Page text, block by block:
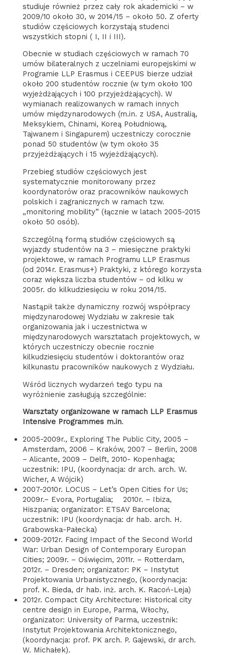
studiuje również przez cały rok akademicki – w
2009/10 około 30, w 2014/15 – około 50. Z oferty
studiów częściowych korzystają studenci
wszystkich stopni ( I, II i III).
Obecnie w studiach częściowych w ramach 70
umów bilateralnych z uczelniami europejskimi w
Programie LLP Erasmus i CEEPUS bierze udział
około 200 studentów rocznie (w tym około 100
wyjeżdżających i 100 przyjeżdżających). W
wymianach realizowanych w ramach innych
umów międzynarodowych (m.in. z USA, Australią,
Meksykiem, Chinami, Koreą Południową,
Tajwanem i Singapurem) uczestniczy corocznie
ponad 50 studentów (w tym około 35
przyjeżdżających i 15 wyjeżdżających).
Przebieg studiów częściowych jest
systematycznie monitorowany przez
koordynatorów oraz pracowników naukowych
polskich i zagranicznych w ramach tzw.
„monitoring mobility” (łącznie w latach 2005-2015
około 50 osób).
Szczególną formą studiów częściowych są
wyjazdy studentów na 3 – miesięczne praktyki
projektowe, w ramach Programu LLP Erasmus
(od 2014r. Erasmus+) Praktyki, z którego korzysta
coraz większa liczba studentów – od kilku w
2005r. do kilkudziesięciu w roku 2014/15.
Nastąpił także dynamiczny rozwój współpracy
międzynarodowej Wydziału w zakresie tak
organizowania jak i uczestnictwa w
międzynarodowych warsztatach projektowych, w
których uczestniczy obecnie rocznie
kilkudziesięciu studentów i doktorantów oraz
kilkunastu pracowników naukowych z Wydziału.
Wśród licznych wydarzeń tego typu na
wyróżnienie zasługują szczególnie:
Warsztaty organizowane w ramach LLP Erasmus
Intensive Programmes m.in.
2005-2009r., Exploring The Public City, 2005 –
Amsterdam, 2006 – Kraków, 2007 – Berlin, 2008
– Alicante, 2009 – Delft, 2010- Kopenhaga;
uczestnik: IPU, (koordynacja: dr arch. arch. W.
Wicher, A Wójcik)
2007-2010r. LOCUS – Let’s Open Cities for Us;
2009r.– Evora, Portugalia; 2010r. – Ibiza,
Hiszpania; organizator: ETSAV Barcelona;
uczestnik: IPU (koordynacja: dr hab. arch. H.
Grabowska-Pałecka)
2009-2012r. Facing Impact of the Second World
War: Urban Design of Contemporary Europan
Cities; 2009r. – Oświęcim, 2011r. – Rotterdam,
2012r. – Dresden; organizator: PK – Instytut
Projektowania Urbanistycznego, (koordynacja:
prof. K. Bieda, dr hab. inż. arch. K. Racoń-Leja)
2012r. Compact City Architecture: Historical city
centre design in Europe, Parma, Włochy,
organizator: University of Parma, uczestnik:
Instytut Projektowania Architektonicznego,
(koordynacja: prof. PK arch. P. Gajewski, dr arch.
W. Michałek).